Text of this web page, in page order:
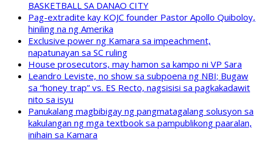
BASKETBALL SA DANAO CITY
Pag-extradite kay KOJC founder Pastor Apollo Quiboloy,
hiniling na ng Amerika
Exclusive power ng Kamara sa impeachment,
napatunayan sa SC ruling
House prosecutors, may hamon sa kampo ni VP Sara
Leandro Leviste, no show sa subpoena ng NBI; Bugaw
sa “honey trap” vs. ES Recto, nagsisisi sa pagkakadawit
nito sa isyu
Panukalang magbibigay ng pangmatagalang solusyon sa
kakulangan ng mga textbook sa pampublikong paaralan,
inihain sa Kamara